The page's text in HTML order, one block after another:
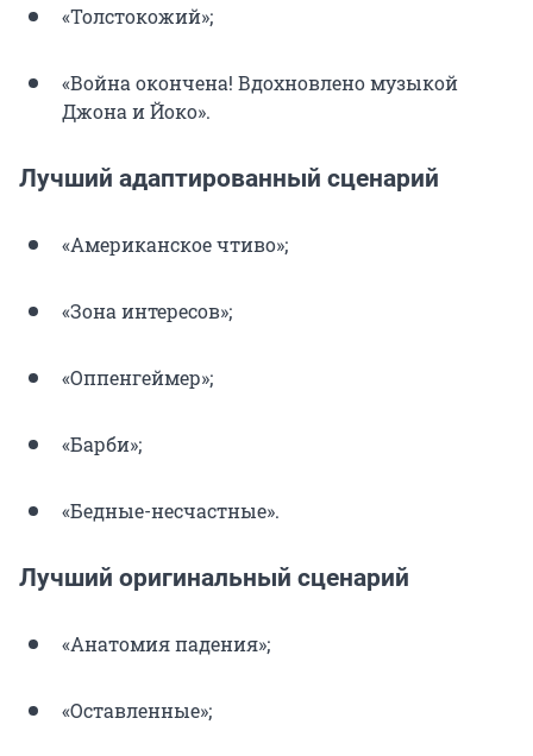
«Толстокожий»;
«Война окончена! Вдохновлено музыкой
Джона и Йоко».
Лучший адаптированный сценарий
«Американское чтиво»;
«Зона интересов»;
«Оппенгеймер»;
«Барби»;
«Бедные-несчастные».
Лучший оригинальный сценарий
«Анатомия падения»;
«Оставленные»;